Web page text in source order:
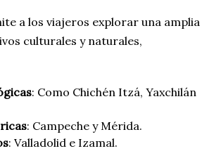
a los viajeros explorar una amplia
culturales y naturales,
: Como Chichén Itzá, Yaxchilán
: Campeche y Mérida.
: Valladolid e Izamal.